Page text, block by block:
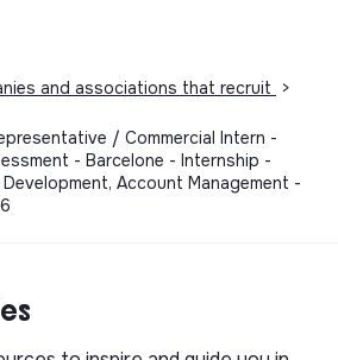
and associations that recruit
>
/ Commercial Intern -
- Barcelone - Internship -
Account Management -